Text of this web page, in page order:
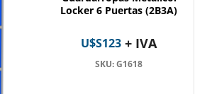
Locker 6 Puertas (2B3A)
U$S123 + IVA
SKU: G1618